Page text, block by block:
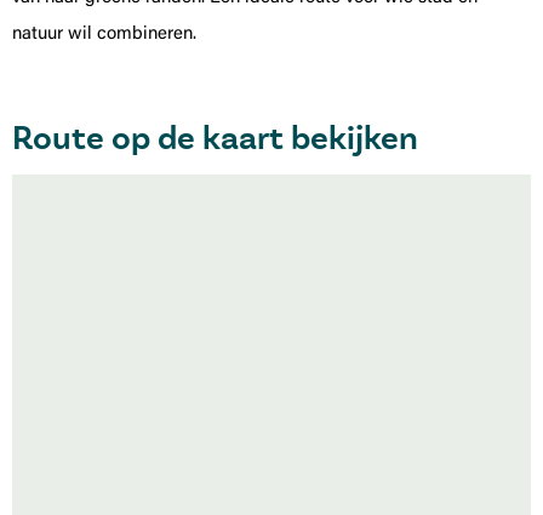
natuur wil combineren.
Route op de kaart bekijken